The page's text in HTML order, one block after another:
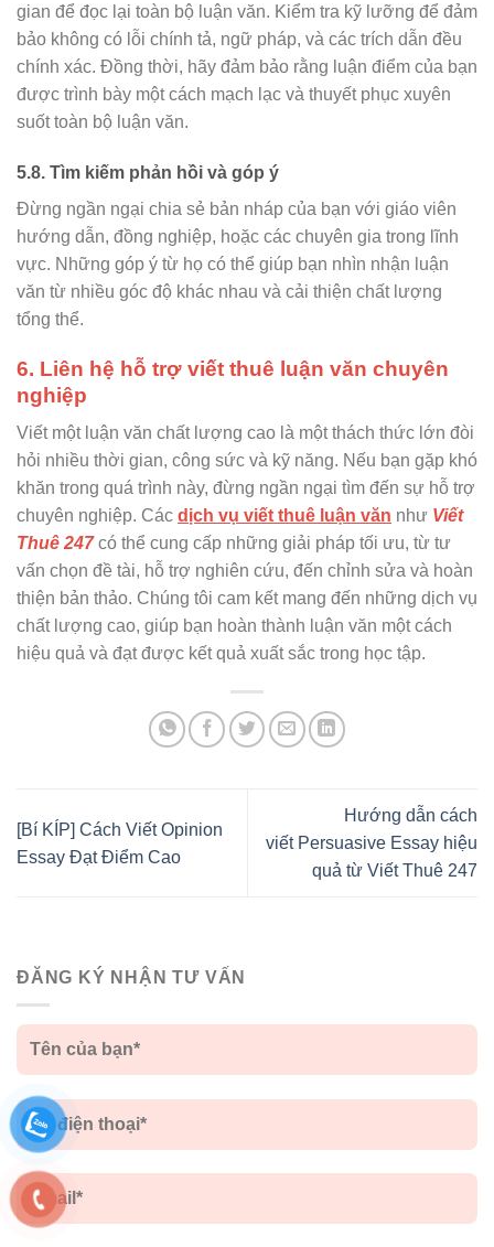
gian để đọc lại toàn bộ luận văn. Kiểm tra kỹ lưỡng để đảm
bảo không có lỗi chính tả, ngữ pháp, và các trích dẫn đều
chính xác. Đồng thời, hãy đảm bảo rằng luận điểm của bạn
được trình bày một cách mạch lạc và thuyết phục xuyên
suốt toàn bộ luận văn.
5.8. Tìm kiếm phản hồi và góp ý
Đừng ngần ngại chia sẻ bản nháp của bạn với giáo viên
hướng dẫn, đồng nghiệp, hoặc các chuyên gia trong lĩnh
vực. Những góp ý từ họ có thể giúp bạn nhìn nhận luận
văn từ nhiều góc độ khác nhau và cải thiện chất lượng
tổng thể.
6. Liên hệ hỗ trợ viết thuê luận văn chuyên
nghiệp
Viết một luận văn chất lượng cao là một thách thức lớn đòi
hỏi nhiều thời gian, công sức và kỹ năng. Nếu bạn gặp khó
khăn trong quá trình này, đừng ngần ngại tìm đến sự hỗ trợ
chuyên nghiệp. Các dịch vụ viết thuê luận văn như Viết
Thuê 247 có thể cung cấp những giải pháp tối ưu, từ tư
vấn chọn đề tài, hỗ trợ nghiên cứu, đến chỉnh sửa và hoàn
thiện bản thảo. Chúng tôi cam kết mang đến những dịch vụ
chất lượng cao, giúp bạn hoàn thành luận văn một cách
hiệu quả và đạt được kết quả xuất sắc trong học tập.
[Bí KÍP] Cách Viết Opinion
Essay Đạt Điểm Cao
Hướng dẫn cách
viết Persuasive Essay hiệu
quả từ Viết Thuê 247
ĐĂNG KÝ NHẬN TƯ VẤN